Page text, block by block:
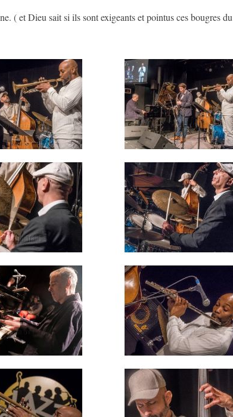
( et Dieu sait si ils sont exigeants et pointus ces bougres du